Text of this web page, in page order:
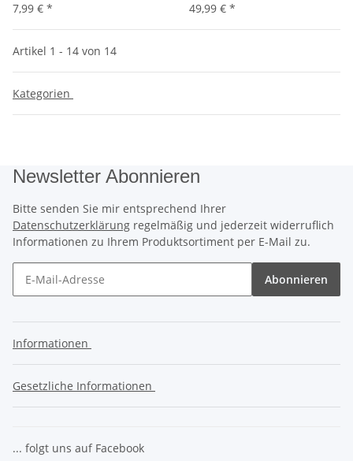
7,99 € *
49,99 € *
Artikel 1 - 14 von 14
Kategorien
Newsletter Abonnieren
Bitte senden Sie mir entsprechend Ihrer
Datenschutzerklärung regelmäßig und jederzeit widerruflich
Informationen zu Ihrem Produktsortiment per E-Mail zu.
Abonnieren
Informationen
Gesetzliche Informationen
... folgt uns auf Facebook